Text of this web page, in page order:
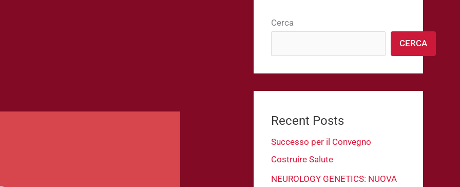
Cerca
CERCA
Recent Posts
Successo per il Convegno
Costruire Salute
NEUROLOGY GENETICS: NUOVA